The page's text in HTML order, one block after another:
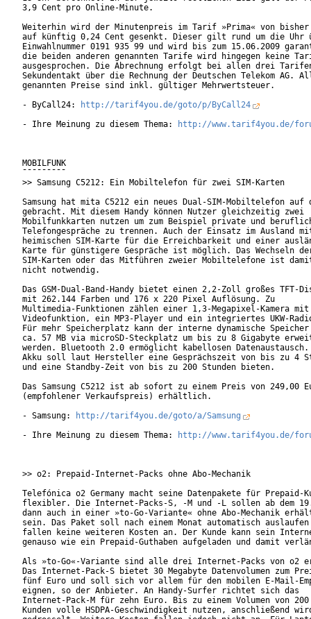
3,9 Cent pro Online-Minute.
Weiterhin wird der Minutenpreis im Tarif »Prima« von bisher
auf künftig 0,24 Cent gesenkt. Dieser gilt rund um die Uhr
Einwahlnummer 0191 935 99 und wird bis zum 15.06.2009
die beiden anderen genannten Tarife wird hingegen keine
ausgesprochen. Die Abrechnung erfolgt bei allen drei
Sekundentakt über die Rechnung der Deutschen Telekom AG.
genannten Preise sind inkl. gültiger Mehrwertsteuer.
- ByCall24:
http://tarif4you.de/goto/p/ByCall24
- Ihre Meinung zu diesem Thema:
http://www.tarif4you.de/
MOBILFUNK
¯¯¯¯¯¯¯¯¯
>> Samsung C5212: Ein Mobiltelefon für zwei SIM-Karten
Samsung hat mita C5212 ein neues Dual-SIM-Mobiltelefon auf
gebracht. Mit diesem Handy können Nutzer gleichzeitig zwei
Mobilfunkkarten nutzen um zum Beispiel private und
Telefongespräche zu trennen. Auch der Einsatz im Ausland
heimischen SIM-Karte für die Erreichbarkeit und einer
Karte für günstigere Gespräche ist möglich. Das Wechseln
SIM-Karten oder das Mitführen zweier Mobiltelefone ist
nicht notwendig.
Das GSM-Dual-Band-Handy bietet einen 2,2-Zoll großes TFT-
mit 262.144 Farben und 176 x 220 Pixel Auflösung. Zu
Multimedia-Funktionen zählen einer 1,3-Megapixel-Kamera mit
Videofunktion, ein MP3-Player und ein integriertes UKW-
Für mehr Speicherplatz kann der interne dynamische Speicher
ca. 57 MB via microSD-Steckplatz um bis zu 8 Gigabyte
werden. Bluetooth 2.0 ermöglicht kabellosen Datenaustausch.
Akku soll laut Hersteller eine Gesprächszeit von bis zu 4
und eine Standby-Zeit von bis zu 200 Stunden bieten.
Das Samsung C5212 ist ab sofort zu einem Preis von 249,00
(empfohlener Verkaufspreis) erhältlich.
- Samsung:
http://tarif4you.de/goto/a/Samsung
- Ihre Meinung zu diesem Thema:
http://www.tarif4you.de/
>> o2: Prepaid-Internet-Packs ohne Abo-Mechanik
Telefónica o2 Germany macht seine Datenpakete für Prepaid-
flexibler. Die Internet-Packs-S, -M und -L sollen ab dem
dann auch in einer »to-Go-Variante« ohne Abo-Mechanik
sein. Das Paket soll nach einem Monat automatisch
fallen keine weiteren Kosten an. Der Kunde kann sein
genauso wie ein Prepaid-Guthaben aufgeladen und damit
Als »to-Go«-Variante sind alle drei Internet-Packs von o2
Das Internet-Pack-S bietet 30 Megabyte Datenvolumen zum
fünf Euro und soll sich vor allem für den mobilen E-Mail-
eignen, so der Anbieter. An Handy-Surfer richtet sich das
Internet-Pack-M für zehn Euro. Bis zu einem Volumen von 200
Kunden volle HSDPA-Geschwindigkeit nutzen, anschließend